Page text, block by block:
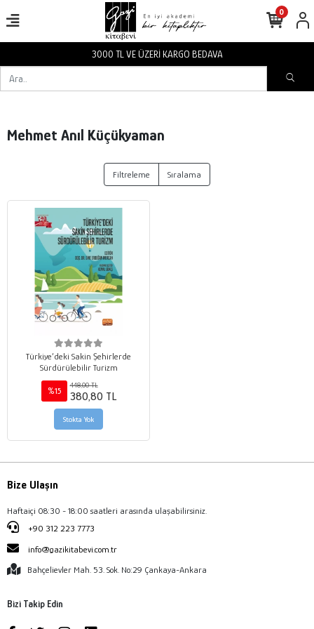
3000 TL VE ÜZERİ KARGO BEDAVA
0
Mehmet Anıl Küçükyaman
Filtreleme Sıralama
Türkiye’deki Sakin Şehirlerde
Sürdürülebilir Turizm
%15
448,00 TL
380,80 TL
Stokta Yok
Bize Ulaşın
Haftaiçi 08:30 - 18:00 saatleri arasında ulaşabilirsiniz.
+90 312 223 7773
info@gazikitabevi.com.tr
Bahçelievler Mah. 53. Sok. No:29 Çankaya-Ankara
Bizi Takip Edin